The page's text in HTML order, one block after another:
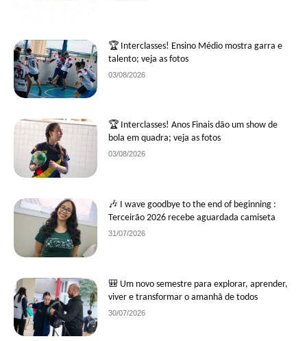
🏆 Interclasses! Ensino Médio mostra garra e
talento; veja as fotos
03/08/2026
🏆 Interclasses! Anos Finais dão um show de
bola em quadra; veja as fotos
03/08/2026
🎶 I wave goodbye to the end of beginning :
Terceirão 2026 recebe aguardada camiseta
31/07/2026
🎒 Um novo semestre para explorar, aprender,
viver e transformar o amanhã de todos
30/07/2026